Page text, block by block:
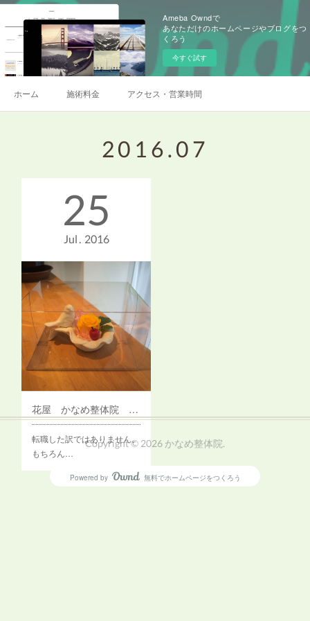
Ameba Owndで
あなただけのホームページやブログをつ
くろう
今すぐ試す
ホーム 施術料金 アクセス・営業時間
2016.07
25
Jul 2016
花屋 かなめ整体院 荻窪（天沼・清水）
転職した訳ではありません。
もちろん…
Copyright © 2026 かなめ整体院.
Powered by AmebaOwnd
無料でホームページをつくろう